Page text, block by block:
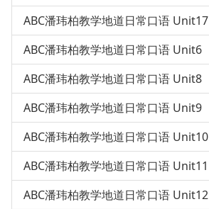
ABC潘玮柏教学地道日常口语 Unit17
ABC潘玮柏教学地道日常口语 Unit6
ABC潘玮柏教学地道日常口语 Unit8
ABC潘玮柏教学地道日常口语 Unit9
ABC潘玮柏教学地道日常口语 Unit10
ABC潘玮柏教学地道日常口语 Unit11
ABC潘玮柏教学地道日常口语 Unit12